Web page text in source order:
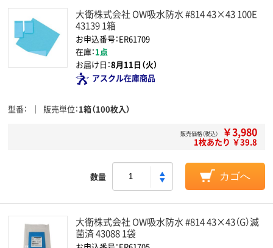
大衛株式会社 OW吸水防水 #814 43×43 100E
43139 1箱
お申込番号：ER61709
在庫：1点
お届け日：8月11日（火）
アスクル在庫商品
型番 販売単位 1箱（100枚入）
販売価格（税込） ￥3,980
1枚あたり ￥39.8
数量 カゴへ
大衛株式会社 OW吸水防水 #814 43×43（G）滅
菌済 43088 1袋